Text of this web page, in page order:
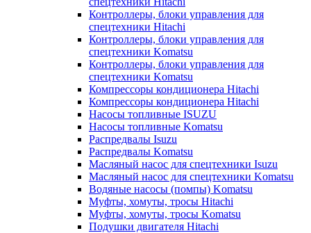
Контроллеры, блоки управления для
спецтехники Hitachi
Контроллеры, блоки управления для
спецтехники Komatsu
Контроллеры, блоки управления для
спецтехники Komatsu
Компрессоры кондиционера Hitachi
Компрессоры кондиционера Hitachi
Насосы топливные ISUZU
Насосы топливные Komatsu
Распредвалы Isuzu
Распредвалы Komatsu
Масляный насос для спецтехники Isuzu
Масляный насос для спецтехники Komatsu
Водяные насосы (помпы) Komatsu
Муфты, хомуты, тросы Hitachi
Муфты, хомуты, тросы Komatsu
Подушки двигателя Hitachi